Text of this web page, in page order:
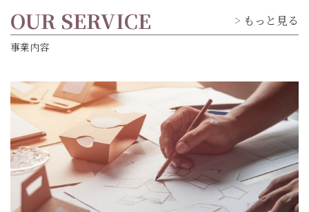
OUR SERVICE もっと見る
事業内容